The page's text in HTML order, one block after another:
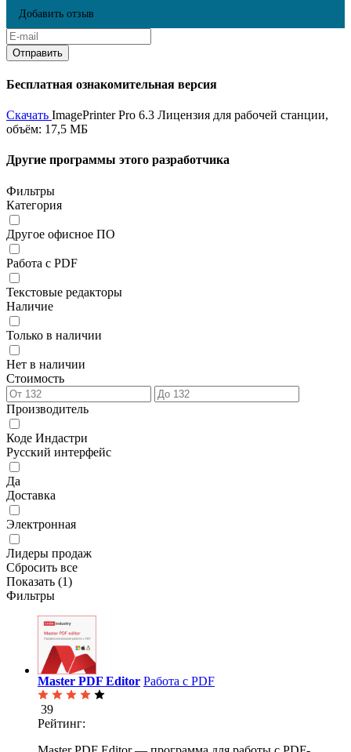
Добавить отзыв
Бесплатная ознакомительная версия
Скачать ImagePrinter Pro 6.3 Лицензия для рабочей станции,
объём: 17,5 МБ
Другие программы этого разработчика
Фильтры
Категория
Другое офисное ПО
Работа с PDF
Текстовые редакторы
Наличие
Только в наличии
Нет в наличии
Стоимость
Производитель
Коде Индастри
Русский интерфейс
Да
Доставка
Электронная
Лидеры продаж
Сбросить все
Показать (1)
Фильтры
Master PDF Editor Работа с PDF
39
Рейтинг: